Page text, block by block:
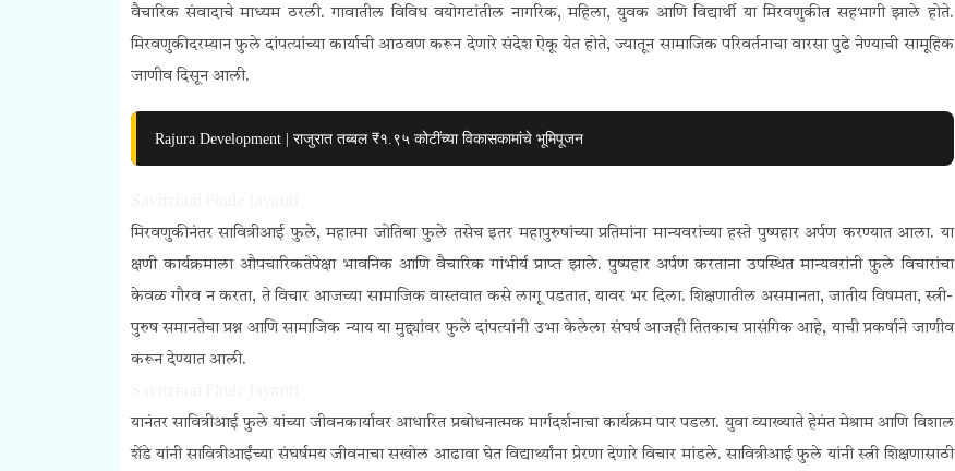
वैचारिक संवादाचे माध्यम ठरली. गावातील विविध वयोगटांतील नागरिक, महिला, युवक आणि विद्यार्थी या मिरवणुकीत सहभागी झाले होते.
मिरवणुकीदरम्यान फुले दांपत्यांच्या कार्याची आठवण करून देणारे संदेश ऐकू येत होते, ज्यातून सामाजिक परिवर्तनाचा वारसा पुढे नेण्याची सामूहिक
जाणीव दिसून आली.
Rajura Development | राजुरात तब्बल ₹१.९५ कोटींच्या विकासकामांचे भूमिपूजन
मिरवणुकीनंतर सावित्रीआई फुले, महात्मा जोतिबा फुले तसेच इतर महापुरुषांच्या प्रतिमांना मान्यवरांच्या हस्ते पुष्पहार अर्पण करण्यात आला. या
क्षणी कार्यक्रमाला औपचारिकतेपेक्षा भावनिक आणि वैचारिक गांभीर्य प्राप्त झाले. पुष्पहार अर्पण करताना उपस्थित मान्यवरांनी फुले विचारांचा
केवळ गौरव न करता, ते विचार आजच्या सामाजिक वास्तवात कसे लागू पडतात, यावर भर दिला. शिक्षणातील असमानता, जातीय विषमता, स्त्री-
पुरुष समानतेचा प्रश्न आणि सामाजिक न्याय या मुद्द्यांवर फुले दांपत्यांनी उभा केलेला संघर्ष आजही तितकाच प्रासंगिक आहे, याची प्रकर्षाने जाणीव
करून देण्यात आली.
यानंतर सावित्रीआई फुले यांच्या जीवनकार्यावर आधारित प्रबोधनात्मक मार्गदर्शनाचा कार्यक्रम पार पडला. युवा व्याख्याते हेमंत मेश्राम आणि विशाल
शेंडे यांनी सावित्रीआईंच्या संघर्षमय जीवनाचा सखोल आढावा घेत विद्यार्थ्यांना प्रेरणा देणारे विचार मांडले. सावित्रीआई फुले यांनी स्त्री शिक्षणासाठी